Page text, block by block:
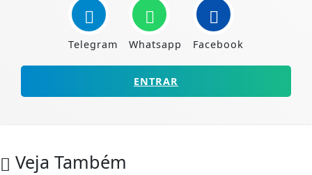
Telegram Whatsapp Facebook
ENTRAR
Veja Também